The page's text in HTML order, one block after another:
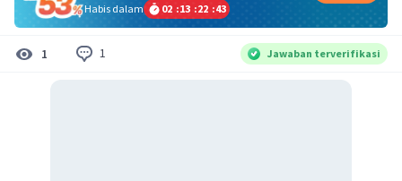
Habis dalam
02 :13 :22 :43
1 1 Jawaban terverifikasi